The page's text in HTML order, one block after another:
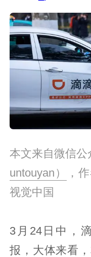
本文来自微信公
untouyan）
，
视觉中国
3月24日中，
报，大体来看